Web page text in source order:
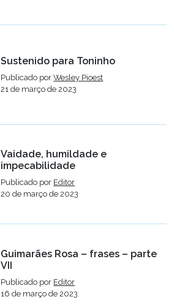
Sustenido para Toninho
Publicado porWesley Pioest
21 de março de 2023
Vaidade, humildade e
impecabilidade
Publicado por Editor
20 de março de 2023
Guimarães Rosa – frases – parte
VII
Publicado por Editor
16 de março de 2023